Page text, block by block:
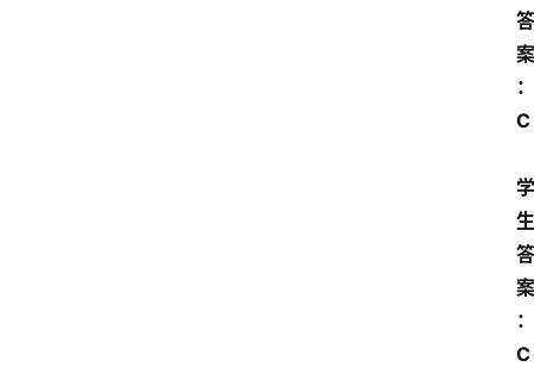
答
案
：
C
学
生
答
案
：
C